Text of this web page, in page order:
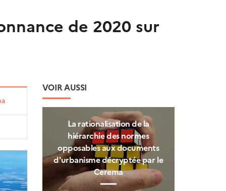
de 2020 sur
VOIR AUSSI
La rationalisation de la
hiérarchie des normes
opposables aux documents
d'urbanisme décryptée par le
Cerema